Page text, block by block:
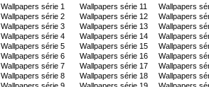
Wallpapers série 1
Wallpapers série 2
Wallpapers série 3
Wallpapers série 4
Wallpapers série 5
Wallpapers série 6
Wallpapers série 7
Wallpapers série 8
Wallpapers série 11
Wallpapers série 12
Wallpapers série 13
Wallpapers série 14
Wallpapers série 15
Wallpapers série 16
Wallpapers série 17
Wallpapers série 18
Wallpapers
Wallpapers
Wallpapers
Wallpapers
Wallpapers
Wallpapers
Wallpapers
Wallpapers